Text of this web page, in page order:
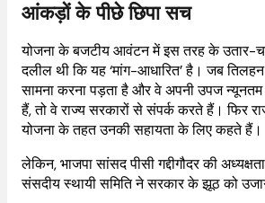
आंकड़ों के पीछे छिपा सच
योजना के बजटीय आवंटन में इस तरह के उतार-
दलील थी कि यह ‘मांग-आधारित’ है। जब
सामना करना पड़ता है और वे अपनी उपज न्यूनतम
हैं, तो वे राज्य सरकारों से संपर्क करते हैं। फिर
योजना के तहत उनकी सहायता के लिए कहते हैं।
लेकिन, भाजपा सांसद पीसी गद्दीगौदर की
संसदीय स्थायी समिति ने सरकार के झूठ को